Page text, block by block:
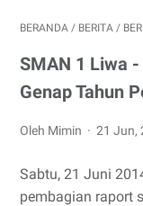
BERANDA / BERITA /
SMAN 1 Liwa
Genap Tahun
Oleh Mimin 21 Jun,
Sabtu, 21 Juni
pembagian raport